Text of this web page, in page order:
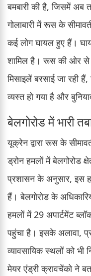
बमबारी की है, जिसमें अब
गोलाबारी में रूस के
कई लोग घायल हुए हैं।
शामिल है। रूस की ओर से
मिसाइलें बरसाई जा रही
व्यस्त हो गया है और
बेलगोरोड में भारी
यूक्रेन द्वारा रूस के
ड्रोन हमलों में बेलगोरोड
प्रशासन के अनुसार, इस
हैं। बेलगोरोड के
हमलों में 29 अपार्टमेंट
पहुंचा है। इसके अलावा,
व्यावसायिक स्थलों को भी
मेयर एंड्री क्रावचेंको ने